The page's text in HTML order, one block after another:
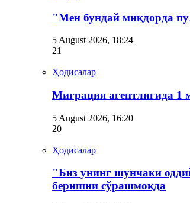
"Мен бундай миқдорда
5 August 2026, 18:24
21
Ҳодисалар
Миграция агентлигида 1
5 August 2026, 16:20
20
Ҳодисалар
"Биз унинг шунчаки
беришни сўрашмоқда